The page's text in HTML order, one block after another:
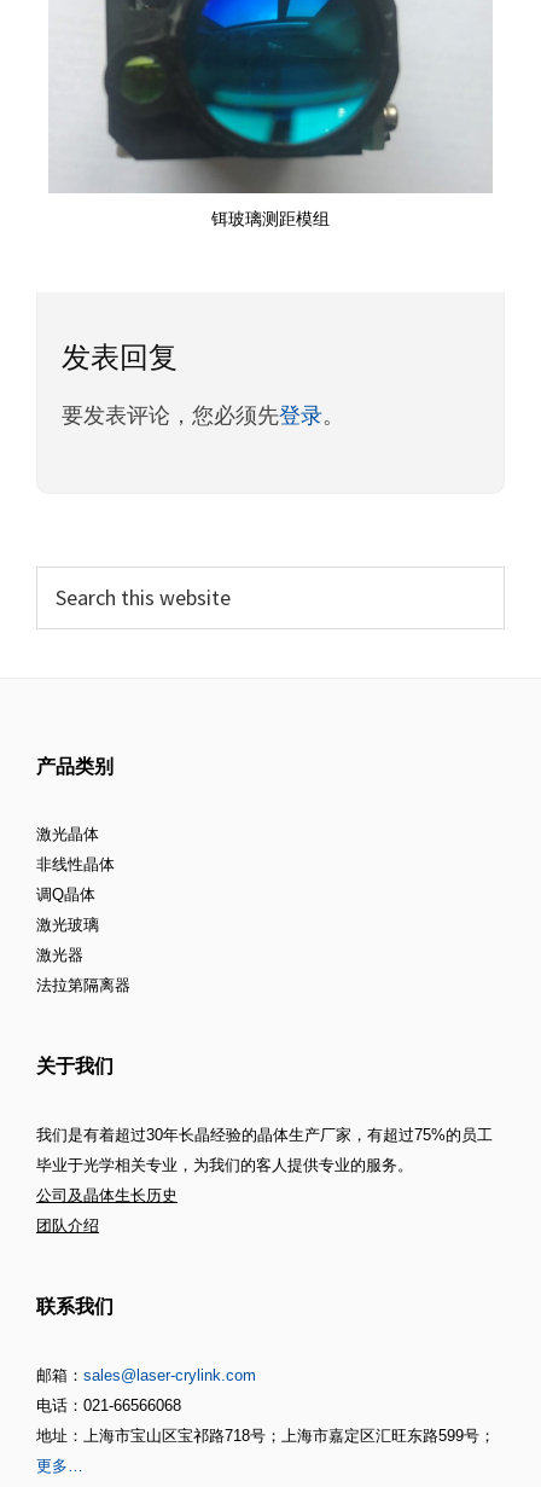
铒玻璃测距模组
发表回复
要发表评论，您必须先登录。
产品类别
激光晶体
非线性晶体
调Q晶体
激光玻璃
激光器
法拉第隔离器
关于我们
我们是有着超过30年长晶经验的晶体生产厂家，有超过75%的员工
毕业于光学相关专业，为我们的客人提供专业的服务。
公司及晶体生长历史
团队介绍
联系我们
邮箱： sales@laser-crylink.com
电话：021-66566068
地址：上海市宝山区宝祁路718号；上海市嘉定区汇旺东路599号；
更多…